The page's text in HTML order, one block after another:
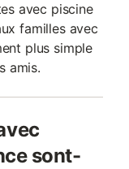
avec piscine
familles avec
plus simple
amis.
sont-